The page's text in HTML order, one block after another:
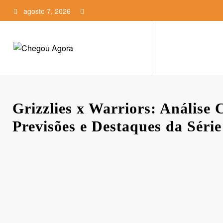
para
conteúdo
agosto 7, 2026
Grizzlies x Warriors: Análise
Previsões e Destaques da